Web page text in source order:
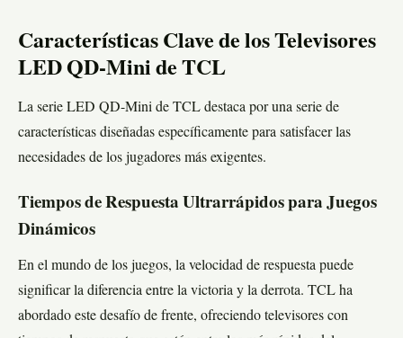
Características Clave de los Televisores
LED QD-Mini de TCL
La serie LED QD-Mini de TCL destaca por una serie de
características diseñadas específicamente para satisfacer las
necesidades de los jugadores más exigentes.
Tiempos de Respuesta Ultrarrápidos para Juegos
Dinámicos
En el mundo de los juegos, la velocidad de respuesta puede
significar la diferencia entre la victoria y la derrota. TCL ha
abordado este desafío de frente, ofreciendo televisores con